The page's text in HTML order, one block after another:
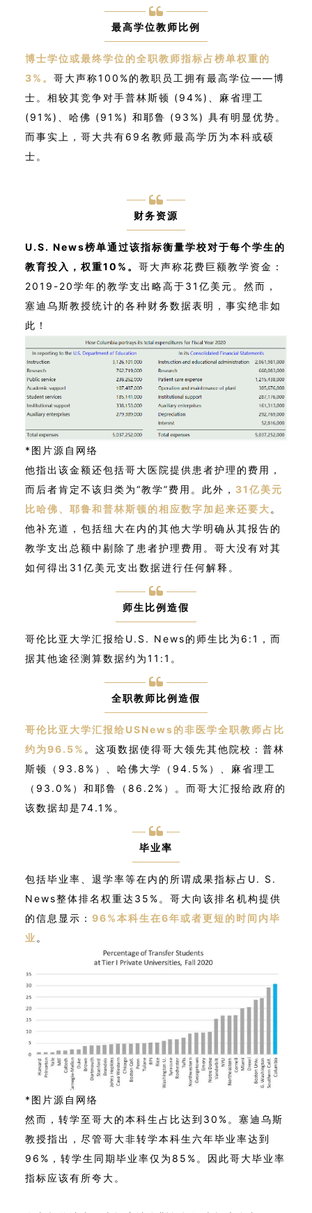
最高学位教师比例
博士学位或最终学位的全职教师指标占榜单权重的
3%。 哥大声称100%的教职员工拥有最高学位——博
士。相较其竞争对手普林斯顿 (94%)、麻省理工
(91%)、哈佛 (91%) 和耶鲁 (93%) 具有明显优势。
而事实上，哥大共有69名教师最高学历为本科或硕
士。
财务资源
U.S. News榜单通过该指标衡量学校对于每个学生的
教育投入，权重10%。 哥大声称花费巨额教学资金：
2019-20学年的教学支出略高于31亿美元。然而，
塞迪乌斯教授统计的各种财务数据表明，事实绝非如
此！
*图片源自网络
他指出该金额还包括哥大医院提供患者护理的费用，
而后者肯定不该归类为“教学”费用。此外， 31亿美元
比哈佛、耶鲁和普林斯顿的相应数字加起来还要大 。
他补充道，包括纽大在内的其他大学明确从其报告的
教学支出总额中剔除了患者护理费用。哥大没有对其
如何得出31亿美元支出数据进行任何解释。
师生比例造假
哥伦比亚大学汇报给U.S. News的师生比为6:1，而
据其他途径测算数据约为11:1。
全职教师比例造假
哥伦比亚大学汇报给USNews的非医学全职教师占比
约为96.5% 。这项数据使得哥大领先其他院校：普林
斯顿（93.8%）、哈佛大学（94.5%）、麻省理工
（93.0%）和耶鲁（86.2%）。而哥大汇报给政府的
该数据却是74.1%。
毕业率
包括毕业率、退学率等在内的所谓成果指标占U. S.
News整体排名权重达35%。哥大向该排名机构提供
的信息显示： 96%本科生在6年或者更短的时间内毕
业 。
*图片源自网络
然而，转学至哥大的本科生占比达到30%。塞迪乌斯
教授指出，尽管哥大非转学本科生六年毕业率达到
96%，转学生同期毕业率仅为85%。因此哥大毕业率
指标应该有所夸大。